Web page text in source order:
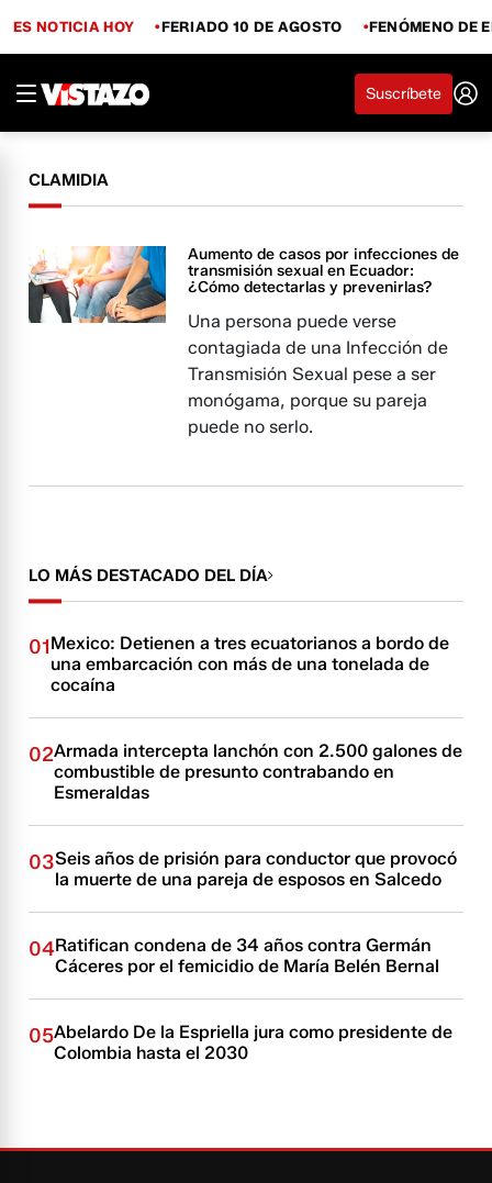
ES NOTICIA HOY FERIADO 10 DE AGOSTO FENÓMENO DE
Suscríbete
CLAMIDIA
Aumento de casos por infecciones de
transmisión sexual en Ecuador:
¿Cómo detectarlas y prevenirlas?
Una persona puede verse
contagiada de una Infección de
Transmisión Sexual pese a ser
monógama, porque su pareja
puede no serlo.
LO MÁS DESTACADO DEL DÍA
01Mexico: Detienen a tres ecuatorianos a bordo de
una embarcación con más de una tonelada de
cocaína
02Armada intercepta lanchón con 2.500 galones de
combustible de presunto contrabando en
Esmeraldas
03Seis años de prisión para conductor que provocó
la muerte de una pareja de esposos en Salcedo
04Ratifican condena de 34 años contra Germán
Cáceres por el femicidio de María Belén Bernal
05Abelardo De la Espriella jura como presidente de
Colombia hasta el 2030